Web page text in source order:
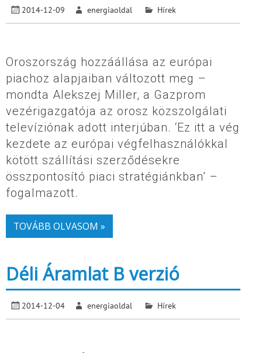
2014-12-09 energiaoldal Hírek
Oroszország hozzáállása az európai
piachoz alapjaiban változott meg –
mondta Alekszej Miller, a Gazprom
vezérigazgatója az orosz közszolgálati
televíziónak adott interjúban. ‘Ez itt a vég
kezdete az európai végfelhasználókkal
kötött szállítási szerződésekre
összpontosító piaci stratégiánkban’ –
fogalmazott.
TOVÁBB OLVASOM »
Déli Áramlat B verzió
2014-12-04 energiaoldal Hírek